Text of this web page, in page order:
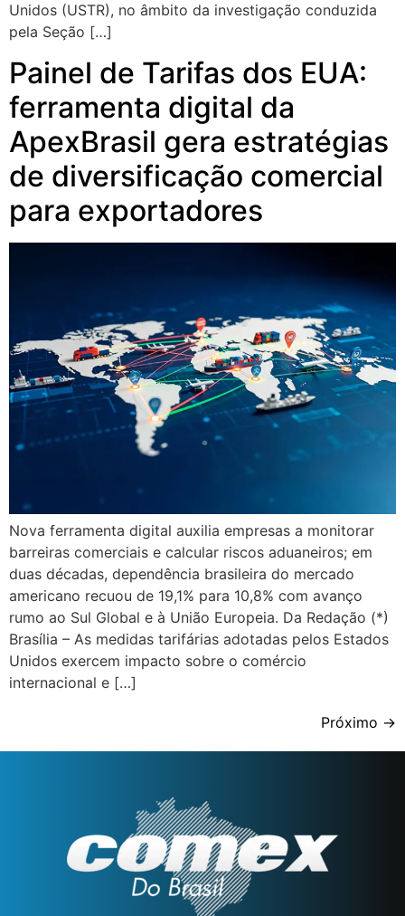
Unidos (USTR), no âmbito da investigação conduzida
pela Seção […]
Painel de Tarifas dos EUA:
ferramenta digital da
ApexBrasil gera estratégias
de diversificação comercial
para exportadores
Nova ferramenta digital auxilia empresas a monitorar
barreiras comerciais e calcular riscos aduaneiros; em
duas décadas, dependência brasileira do mercado
americano recuou de 19,1% para 10,8% com avanço
rumo ao Sul Global e à União Europeia. Da Redação (*)
Brasília – As medidas tarifárias adotadas pelos Estados
Unidos exercem impacto sobre o comércio
internacional e […]
Próximo →